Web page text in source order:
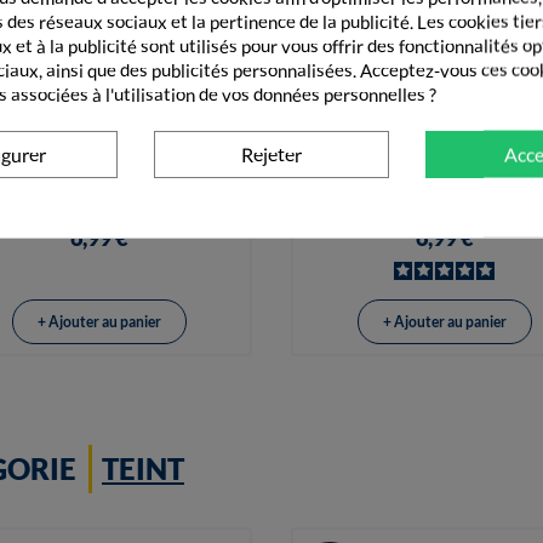
6,99 €
Vue rapide
+ Ajouter au panier
6,99 €
 Vue rapide
+ Ajouter au panier
TEINT
réseaux sociaux et la pertinence de la publicité. Les cookies
et à la publicité sont utilisés pour vous offrir des fonctionnalités
ainsi que des publicités personnalisées. Acceptez-vous ces
associées à l'utilisation de vos données personnelles ?
Rejeter